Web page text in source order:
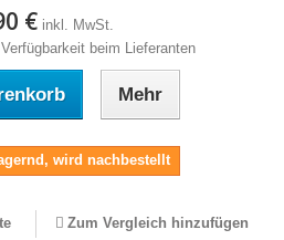
€ inkl. MwSt.
beim Lieferanten
Mehr
wird nachbestellt
Zum Vergleich hinzufügen